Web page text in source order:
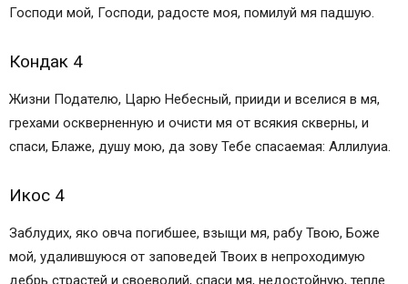
Господи мой, Господи, радосте моя, помилуй мя падшую.
Кондак 4
Жизни Подателю, Царю Небесный, прииди и вселися в мя,
грехами оскверненную и очисти мя от всякия скверны, и
спаси, Блаже, душу мою, да зову Тебе спасаемая: Аллилуиа.
Икос 4
Заблудих, яко овча погибшее, взыщи мя, рабу Твою, Боже
мой, удалившуюся от заповедей Твоих в непроходимую
дебрь страстей и своеволий, спаси мя, недостойную, тепле